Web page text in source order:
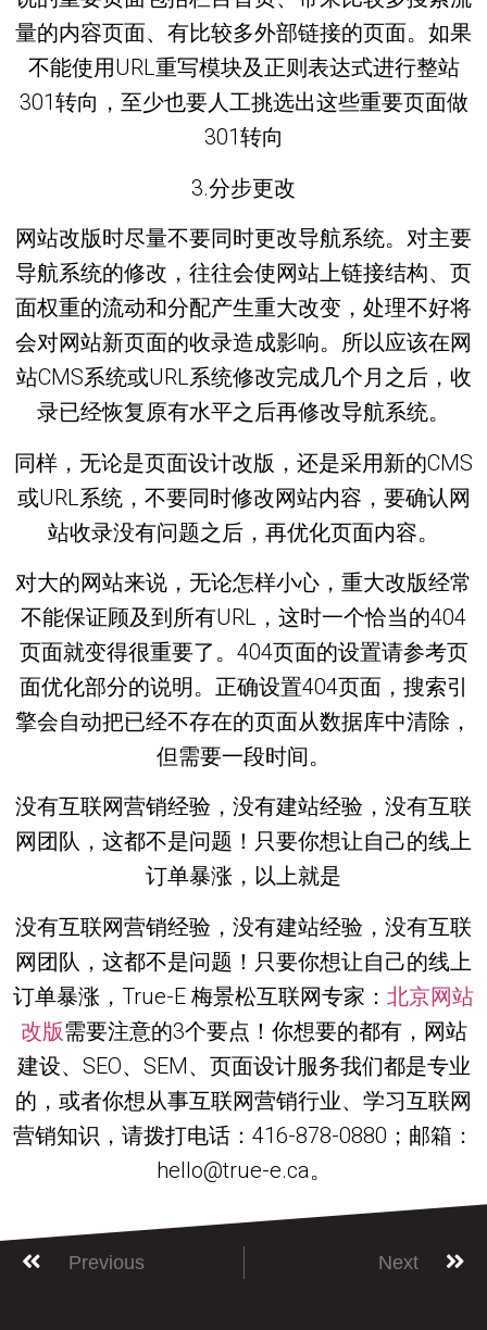
量的内容页面、有比较多外部链接的页面。如果
不能使用URL重写模块及正则表达式进行整站
301转向，至少也要人工挑选出这些重要页面做
301转向
3.分步更改
网站改版时尽量不要同时更改导航系统。对主要
导航系统的修改，往往会使网站上链接结构、页
面权重的流动和分配产生重大改变，处理不好将
会对网站新页面的收录造成影响。所以应该在网
站CMS系统或URL系统修改完成几个月之后，收
录已经恢复原有水平之后再修改导航系统。
同样，无论是页面设计改版，还是采用新的CMS
或URL系统，不要同时修改网站内容，要确认网
站收录没有问题之后，再优化页面内容。
对大的网站来说，无论怎样小心，重大改版经常
不能保证顾及到所有URL，这时一个恰当的404
页面就变得很重要了。404页面的设置请参考页
面优化部分的说明。正确设置404页面，搜索引
擎会自动把已经不存在的页面从数据库中清除，
但需要一段时间。
没有互联网营销经验，没有建站经验，没有互联
网团队，这都不是问题！只要你想让自己的线上
订单暴涨，以上就是
没有互联网营销经验，没有建站经验，没有互联
网团队，这都不是问题！只要你想让自己的线上
订单暴涨，True-E 梅景松互联网专家： 北京网站
改版需要注意的3个要点！你想要的都有，网站
建设、SEO、SEM、页面设计服务我们都是专业
的，或者你想从事互联网营销行业、学习互联网
营销知识，请拨打电话：416-878-0880；邮箱：
hello@true-e.ca。
Previous Next